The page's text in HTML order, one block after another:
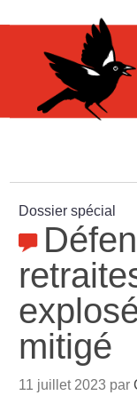
Dossier spécial
mitigé
11 juillet 2023 par